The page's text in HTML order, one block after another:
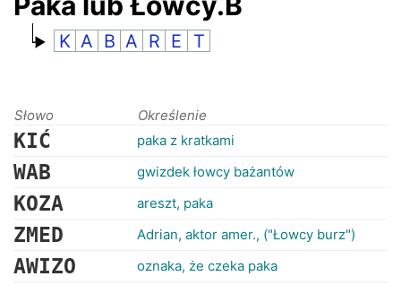
K A B A R E T
Słowo Określenie
KIĆ paka z kratkami
WAB gwizdek łowcy bażantów
KOZA areszt, paka
ZMED Adrian, aktor amer., ("Łowcy burz")
AWIZO oznaka, że czeka paka